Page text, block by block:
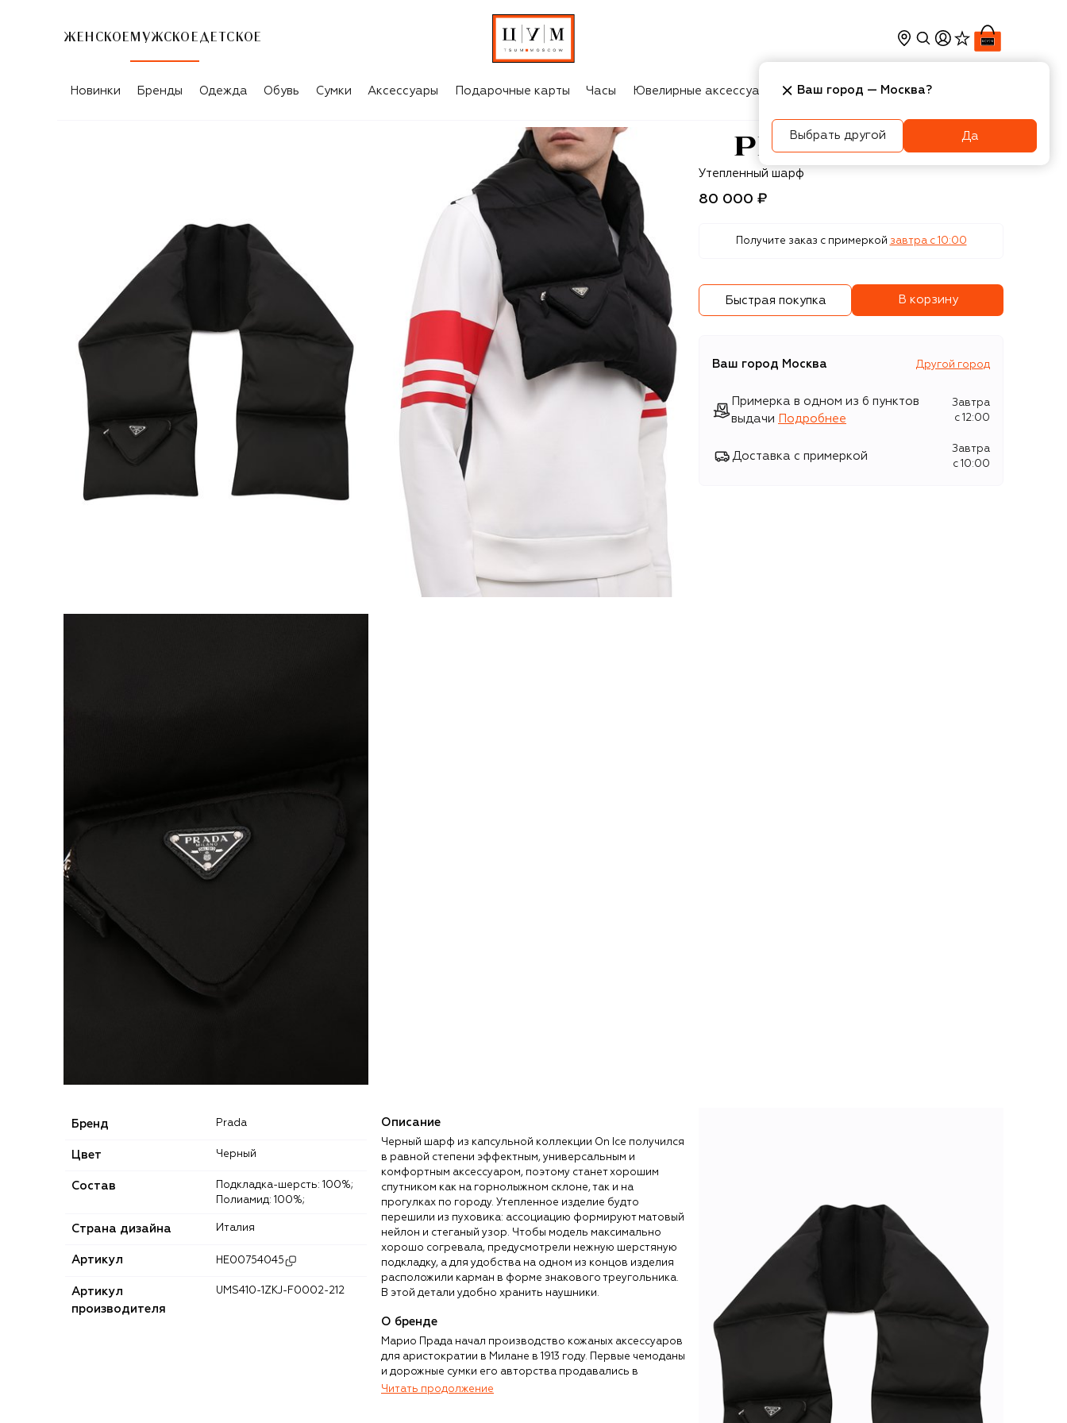
ЖЕНСКОЕ МУЖСКОЕ ДЕТСКОЕ
Новинки Бренды Одежда Обувь Сумки Аксессуары Подарочные карты Часы Ювелирные аксессуары Косметика Интерьер
Prada
Утепленный шарф
80 000 ₽
Получите заказ с примеркой завтра c 10:00
Быстрая покупка В корзину
Ваш город Москва Другой город
Примерка в одном из 6 пунктов
выдачи
Подробнее
Завтра
c 12:00
Доставка с примеркой
Завтра
c 10:00
Бренд Prada
Цвет Черный
Состав
Полиамид: 100%;
Страна дизайна Италия
Артикул HE00754045
Артикул
производителя
UMS410-1ZKJ-F0002-212
Описание
Черный шарф из капсульной коллекции On Ice получился
в равной степени эффектным, универсальным и
комфортным аксессуаром, поэтому станет хорошим
спутником как на горнолыжном склоне, так и на
прогулках по городу. Утепленное изделие будто
перешили из пуховика: ассоциацию формируют матовый
нейлон и стеганый узор. Чтобы модель максимально
хорошо согревала, предусмотрели нежную шерстяную
подкладку, а для удобства на одном из концов изделия
расположили карман в форме знакового треугольника.
В этой детали удобно хранить наушники.
О бренде
Марио Прада начал производство кожаных аксессуаров
для аристократии в Милане в 1913 году. Первые чемоданы
и дорожные сумки его авторства продавались в
престижной торговой галерее Виктора-Эммануила II, а
Читать продолжение
Ваш город — Москва?
Выбрать другой Да